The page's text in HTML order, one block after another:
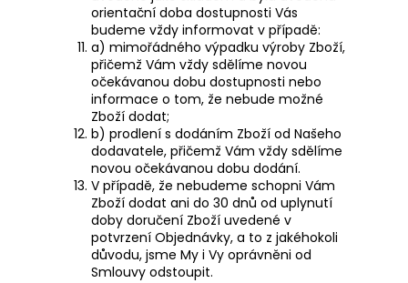
orientační doba dostupnosti Vás
budeme vždy informovat v případě:
a) mimořádného výpadku výroby Zboží,
přičemž Vám vždy sdělíme novou
očekávanou dobu dostupnosti nebo
informace o tom, že nebude možné
Zboží dodat;
b) prodlení s dodáním Zboží od Našeho
dodavatele, přičemž Vám vždy sdělíme
novou očekávanou dobu dodání.
V případě, že nebudeme schopni Vám
Zboží dodat ani do 30 dnů od uplynutí
doby doručení Zboží uvedené v
potvrzení Objednávky, a to z jakéhokoli
důvodu, jsme My i Vy oprávněni od
Smlouvy odstoupit.